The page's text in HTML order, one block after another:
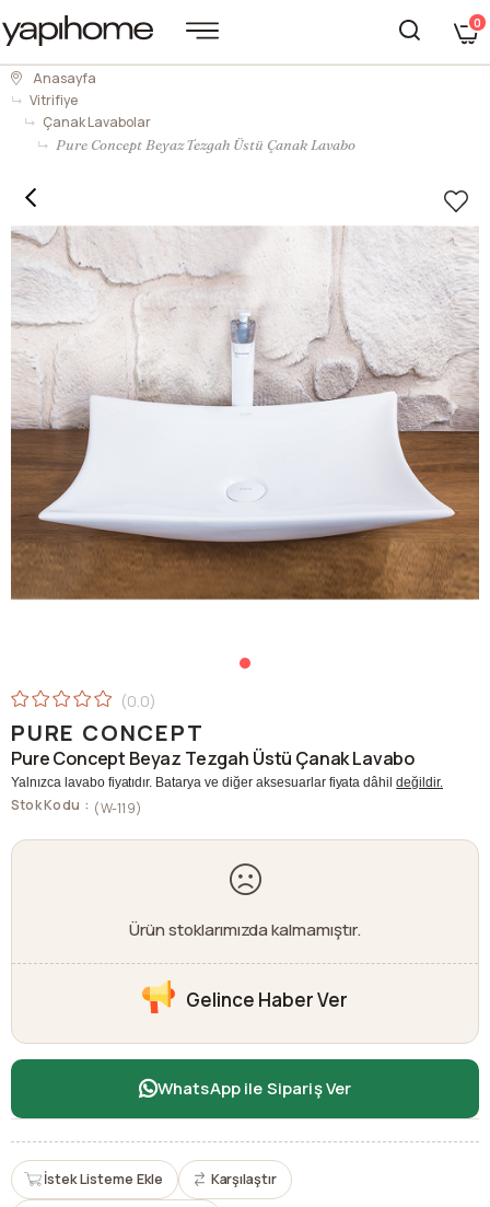
0
Anasayfa
Vitrifiye
Çanak Lavabolar
Pure Concept Beyaz Tezgah Üstü Çanak Lavabo
0.0
PURE CONCEPT
Pure Concept Beyaz Tezgah Üstü Çanak Lavabo
Yalnızca lavabo fiyatıdır. Batarya ve diğer aksesuarlar fiyata dâhildeğildir.
Stok Kodu (W-119)
Ürün stoklarımızda kalmamıştır.
Gelince Haber Ver
WhatsApp ile Sipariş Ver
İstek Listeme Ekle Karşılaştır